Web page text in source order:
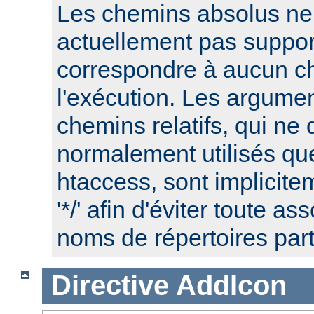
Les chemins absolus
actuellement pas
correspondre à aucun
l'exécution. Les
chemins relatifs, qui ne
normalement utilisés
htaccess, sont
'*/' afin d'éviter toute
noms de répertoires
Directive AddIcon